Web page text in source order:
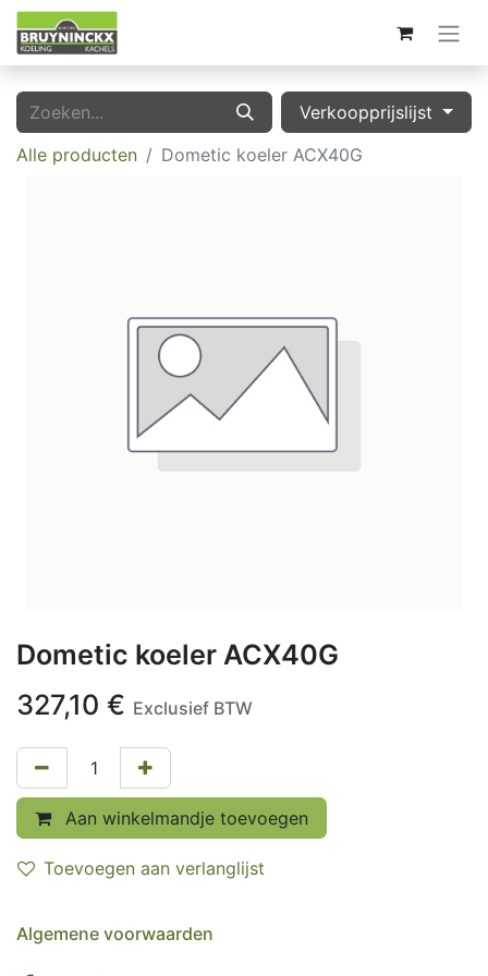
Verkoopprijslijst
Alle producten
Dometic koeler ACX40G
Dometic koeler ACX40G
327,10 € Exclusief BTW
Aan winkelmandje toevoegen
Toevoegen aan verlanglijst
Algemene voorwaarden